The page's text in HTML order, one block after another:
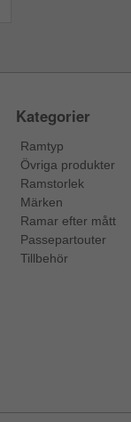
Kategorier
Ramtyp
Övriga produkter
Ramstorlek
Märken
Ramar efter mått
Passepartouter
Tillbehör